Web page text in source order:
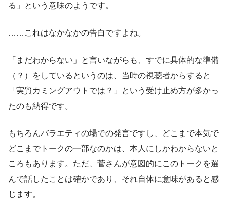
る」という意味のようです。
……これはなかなかの告白ですよね。
「まだわからない」と言いながらも、すでに具体的な準備
（？）をしているというのは、当時の視聴者からすると
「実質カミングアウトでは？」という受け止め方が多かっ
たのも納得です。
もちろんバラエティの場での発言ですし、どこまで本気で
どこまでトークの一部なのかは、本人にしかわからないと
ころもあります。ただ、菅さんが意図的にこのトークを選
んで話したことは確かであり、それ自体に意味があると感
じます。